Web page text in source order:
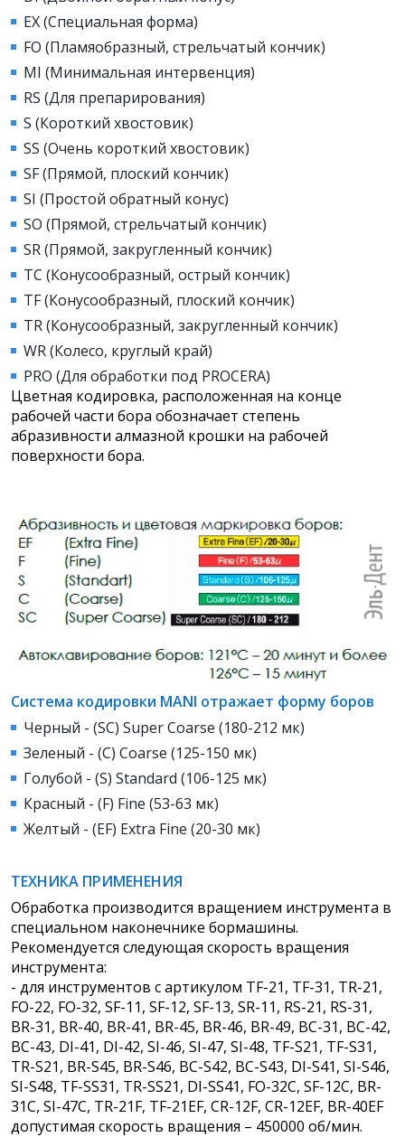
EX (Специальная форма)
FO (Пламяобразный, стрельчатый кончик)
MI (Минимальная интервенция)
RS (Для препарирования)
S (Короткий хвостовик)
SS (Очень короткий хвостовик)
SF (Прямой, плоский кончик)
SI (Простой обратный конус)
SO (Прямой, стрельчатый кончик)
SR (Прямой, закругленный кончик)
TC (Конусообразный, острый кончик)
TF (Конусообразный, плоский кончик)
TR (Конусообразный, закругленный кончик)
WR (Колесо, круглый край)
PRO (Для обработки под PROCERA)
Цветная кодировка, расположенная на конце
рабочей части бора обозначает степень
абразивности алмазной крошки на рабочей
поверхности бора.
Система кодировки MANI отражает форму боров
Черный - (SC) Super Coarse (180-212 мк)
Зеленый - (С) Coarse (125-150 мк)
Голубой - (S) Standard (106-125 мк)
Красный - (F) Fine (53-63 мк)
Желтый - (EF) Extra Fine (20-30 мк)
ТЕХНИКА ПРИМЕНЕНИЯ
Обработка производится вращением инструмента в
специальном наконечнике бормашины.
Рекомендуется следующая скорость вращения
инструмента:
- для инструментов с артикулом TF-21, TF-31, TR-21,
FO-22, FO-32, SF-11, SF-12, SF-13, SR-11, RS-21, RS-31,
BR-31, BR-40, BR-41, BR-45, BR-46, BR-49, BC-31, BC-42,
BC-43, DI-41, DI-42, SI-46, SI-47, SI-48, TF-S21, TF-S31,
TR-S21, BR-S45, BR-S46, BC-S42, BC-S43, DI-S41, SI-S46,
SI-S48, TF-SS31, TR-SS21, DI-SS41, FO-32C, SF-12C, BR-
31C, SI-47C, TR-21F, TF-21EF, CR-12F, CR-12EF, BR-40EF
допустимая скорость вращения – 450000 об/мин.